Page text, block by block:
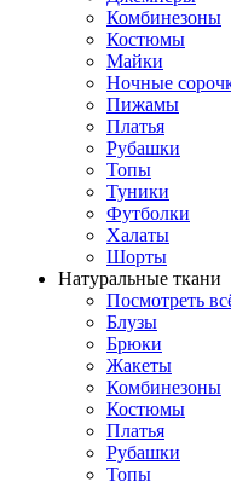
Комбинезоны
Костюмы
Майки
Ночные
Пижамы
Платья
Рубашки
Топы
Туники
Футболки
Халаты
Шорты
Натуральные ткани
Посмотреть
Блузы
Брюки
Жакеты
Комбинезоны
Костюмы
Платья
Рубашки
Топы